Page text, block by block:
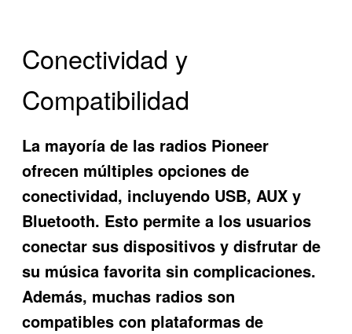
Conectividad y
Compatibilidad
La mayoría de las radios Pioneer
ofrecen múltiples opciones de
conectividad, incluyendo USB, AUX y
Bluetooth. Esto permite a los usuarios
conectar sus dispositivos y disfrutar de
su música favorita sin complicaciones.
Además, muchas radios son
compatibles con plataformas de